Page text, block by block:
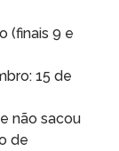
(finais 9 e
15 de
não sacou
de